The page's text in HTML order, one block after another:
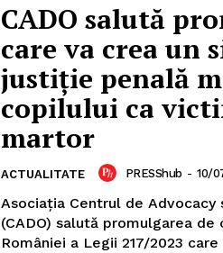
CADO salută
care va crea un
justiție penală
copilului ca
martor
ACTUALITATE PRESShub - 10/
Asociația Centrul de Advocacy
(CADO) salută promulgarea
României a Legii 217/2023